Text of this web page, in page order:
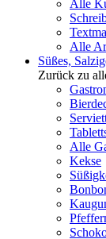
Alle
Alle
Süßes,
Zurück zu
Alle
Kekse